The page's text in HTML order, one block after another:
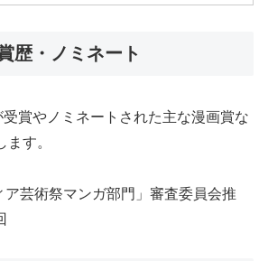
歴・ノミネート
賞やノミネートされた主な漫画賞な
す。
ア芸術祭マンガ部門」審査委員会推